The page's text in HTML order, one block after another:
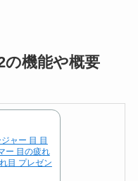
の機能や概要
ャー 目 目
ー 目の疲れ
目 プレゼン